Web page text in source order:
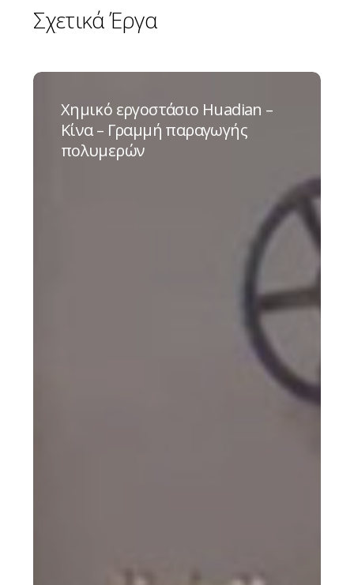
ΣχετικάΈργα
Χημικό
εργοστάσιο
Huadian
Χημικό εργοστάσιο Huadian –
Κίνα – Γραμμή παραγωγής
πολυμερών